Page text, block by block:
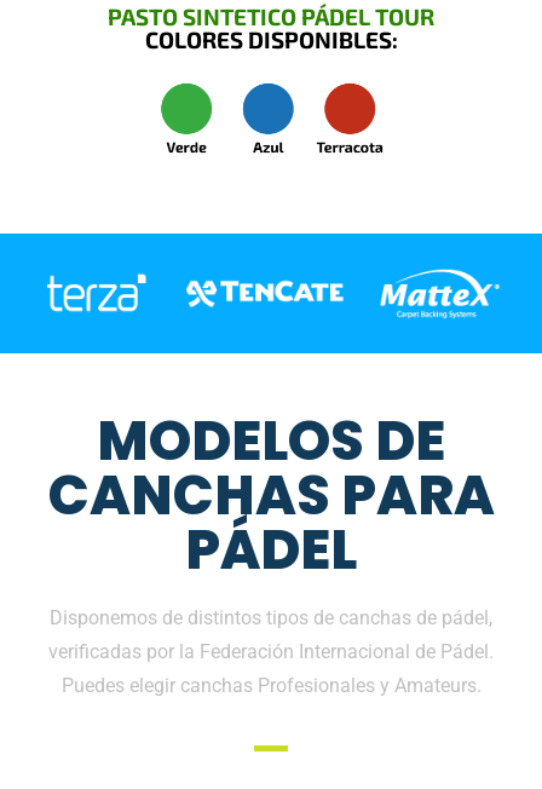
PASTO SINTETICO PÁDEL TOUR
COLORES DISPONIBLES:
MODELOS DE
CANCHAS PARA
PÁDEL
Disponemos de distintos tipos de canchas de pádel,
verificadas por la Federación Internacional de Pádel.
Puedes elegir canchas Profesionales y Amateurs.